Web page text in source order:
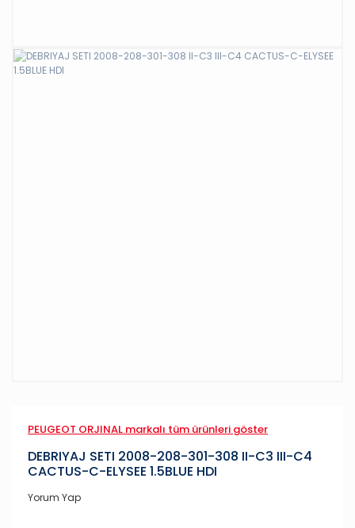
PEUGEOT ORJINAL markalı tüm ürünleri göster
DEBRIYAJ SETI 2008-208-301-308 II-C3 III-C4
CACTUS-C-ELYSEE 1.5BLUE HDI
Yorum Yap